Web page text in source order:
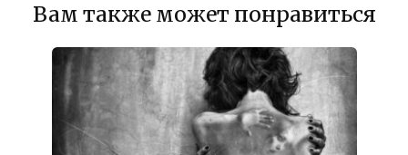
Вам также может понравиться